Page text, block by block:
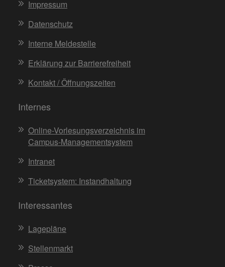
Impressum
Datenschutz
Interne Meldestelle
Erklärung zur Barrierefreiheit
Kontakt / Öffnungszeiten
Internes
Online-Vorlesungsverzeichnis im
Campus-Managementsystem
Intranet
Ticketsystem: Instandhaltung
Interessantes
Lagepläne
Stellenmarkt